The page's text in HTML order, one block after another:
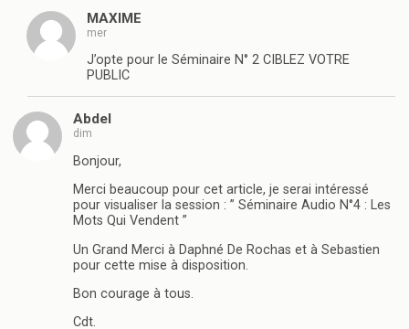
MAXIME
mer
J’opte pour le Séminaire N° 2 CIBLEZ VOTRE
PUBLIC
Abdel
dim
Bonjour,
Merci beaucoup pour cet article, je serai intéressé
pour visualiser la session : ” Séminaire Audio N°4 : Les
Mots Qui Vendent ”
Un Grand Merci à Daphné De Rochas et à Sebastien
pour cette mise à disposition.
Bon courage à tous.
Cdt.